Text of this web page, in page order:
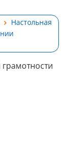
Настольная